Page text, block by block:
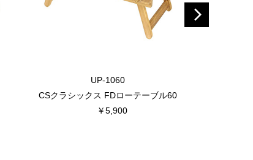
UP-1060
CSクラシックス FDローテーブル60
￥5,900